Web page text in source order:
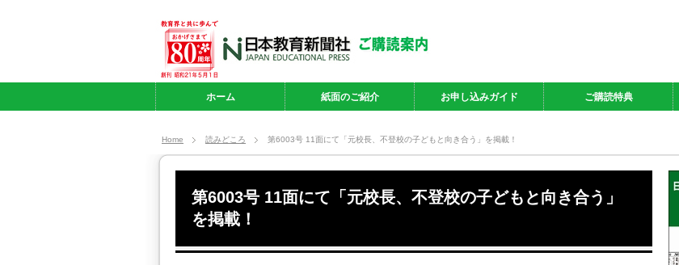
ホーム 紙面のご紹介 お申し込みガイド ご購読特典
Home 読みどころ 第6003号 11面にて「元校長、不登校の子どもと向き合う」を掲載！
第6003号 11面にて「元校長、不登校の子どもと向き合う」
を掲載！